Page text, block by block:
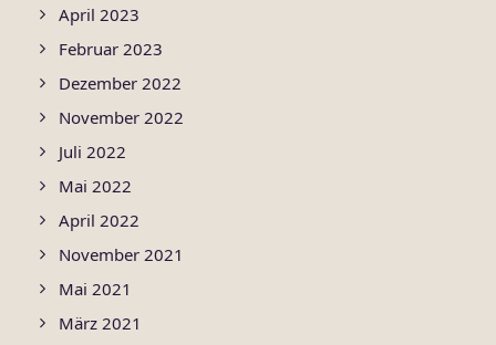
April 2023
Februar 2023
Dezember 2022
November 2022
Juli 2022
Mai 2022
April 2022
November 2021
Mai 2021
März 2021